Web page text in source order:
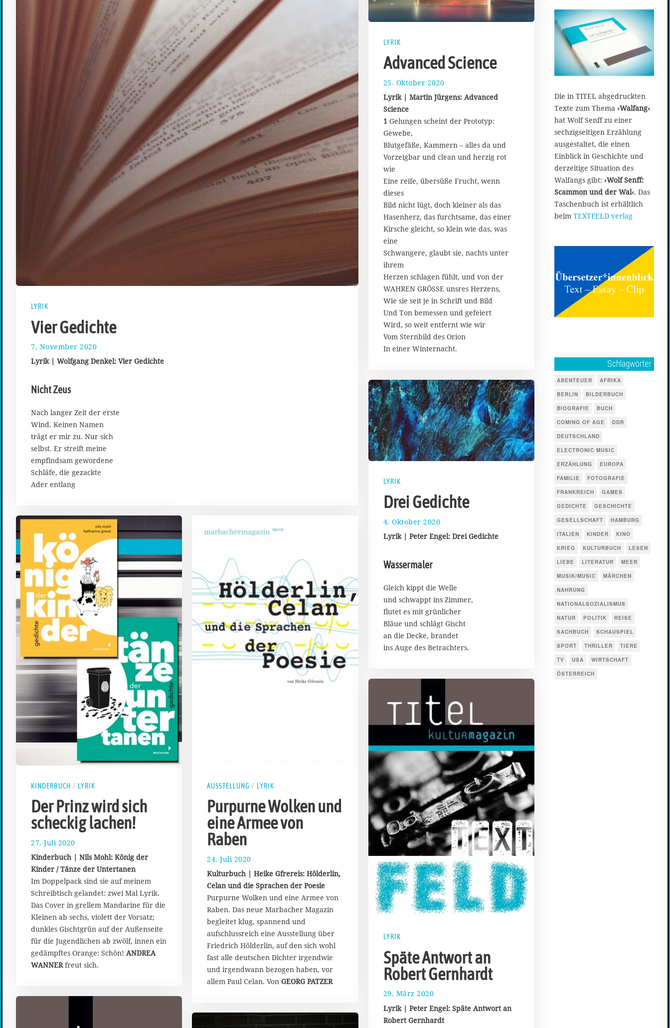
LYRIK
Vier Gedichte
7. November 2020
.
m
b
e
r
2
2
Lyrik | Wolfgang Denkel: Vier Gedichte
Nicht Zeus
Nach langer Zeit der erste
Wind. Keinen Namen
trägt er mir zu. Nur sich
selbst. Er streift meine
empfindsam gewordene
Schläfe, die gezackte
Ader entlang
LYRIK
Advanced Science
25. Oktober 2020
.
k
o
e
2
2
Lyrik | Martin Jürgens: Advanced
Science
1Gelungen scheint der Prototyp:
Gewebe,
Blutgefäße, Kammern – alles da und
Vorzeigbar und clean und herzig rot
wie
Eine reife, übersüße Frucht, wenn
dieses
Bild nicht lügt, doch kleiner als das
Hasenherz, das furchtsame, das einer
Kirsche gleicht, so klein wie das, was
eine
Schwangere, glaubt sie, nachts unter
ihrem
Herzen schlagen fühlt, und von der
WAHREN GRÖSSE unsres Herzens,
Wie sie seit je in Schrift und Bild
Und Ton bemessen und gefeiert
Wird, so weit entfernt wie wir
Vom Sternbild des Orion
In einer Winternacht.
LYRIK
Drei Gedichte
4. Oktober 2020
O
e
r
2
0
0
Lyrik | Peter Engel: Drei Gedichte
Wassermaler
Gleich kippt die Welle
und schwappt ins Zimmer,
flutet es mit grünlicher
Bläue und schlägt Gischt
an die Decke, brandet
ins Auge des Betrachters.
KINDERBUCH / LYRIK
Der Prinz wird sich
scheckig lachen!
27. Juli 2020
.
A
u
g
u
s
t
2
0
2
0
Kinderbuch | Nils Mohl: König der
Kinder / Tänze der Untertanen
Im Doppelpack sind sie auf meinem
Schreibtisch gelandet: zwei Mal Lyrik.
Das Cover in grellem Mandarine für die
Kleinen ab sechs, violett der Vorsatz;
dunkles Gischtgrün auf der Außenseite
für die Jugendlichen ab zwölf, innen ein
gedämpftes Orange: Schön! ANDREA
WANNERfreut sich.
AUSSTELLUNG / LYRIK
Purpurne Wolken und
eine Armee von
Raben
24. Juli 2020
7
J
u
l
i
2
0
2
0
Kulturbuch | Heike Gfrereis: Hölderlin,
Celan und die Sprachen der Poesie
Purpurne Wolken und eine Armee von
Raben. Das neue Marbacher Magazin
begleitet klug, spannend und
aufschlussreich eine Ausstellung über
Friedrich Hölderlin, auf den sich wohl
fast alle deutschen Dichter irgendwie
und irgendwann bezogen haben, vor
allem Paul Celan. VonGEORG PATZER
LYRIK
Späte Antwort an
Robert Gernhardt
29. März 2020
.
M
Lyrik | Peter Engel: Späte Antwort an
Robert Gernhardt
Die in TITEL abgedruckten
Texte zum Thema ›Walfang‹
hat Wolf Senff zu einer
sechzigseitigen Erzählung
ausgestaltet, die einen
Einblick in Geschichte und
derzeitige Situation des
Walfangs gibt: ›Wolf Senff:
Scammon und der Wal‹. Das
Taschenbuch ist erhältlich
beim TEXTFELD verlag
Schlagwörter
ABENTEUER
AFRIKA
BERLIN
BILDERBUCH
BIOGRAFIE
BUCH
COMING OF AGE
DDR
DEUTSCHLAND
ELECTRONIC MUSIC
ERZÄHLUNG
EUROPA
FAMILIE
FOTOGRAFIE
FRANKREICH
GAMES
GEDICHTE
GESCHICHTE
GESELLSCHAFT
HAMBURG
ITALIEN
KINDER
KINO
KRIEG
KULTURBUCH
LESEN
LIEBE
LITERATUR
MEER
MUSIK/MUSIC
MÄRCHEN
NAHRUNG
NATIONALSOZIALISMUS
NATUR
POLITIK
REISE
SACHBUCH
SCHAUSPIEL
SPORT
THRILLER
TIERE
TV
USA
WIRTSCHAFT
ÖSTERREICH